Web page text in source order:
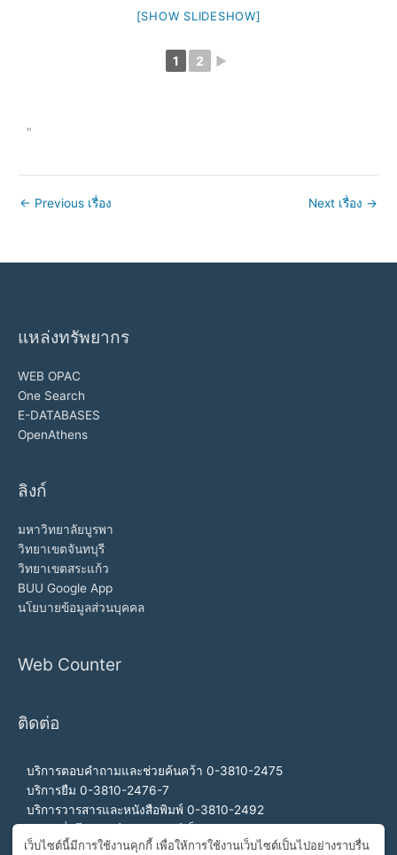
[SHOW SLIDESHOW]
1 2 ►
"
← Previous เรื่อง Next เรื่อง →
แหล่งทรัพยากร
WEB OPAC
One Search
E-DATABASES
OpenAthens
ลิงก์
มหาวิทยาลัยบูรพา
วิทยาเขตจันทบุรี
วิทยาเขตสระแก้ว
BUU Google App
นโยบายข้อมูลส่วนบุคคล
Web Counter
ติดต่อ
บริการตอบคำถามและช่วยค้นคว้า 0-3810-2475
บริการยืม 0-3810-2476-7
บริการวารสารและหนังสือพิมพ์ 0-3810-2492
สำนักงานผู้อำนวยการ 0-3810-2460, 0-3810-2465
เว็บไซต์นี้มีการใช้งานคุกกี้ เพื่อให้การใช้งานเว็บไซต์เป็นไปอย่างราบรื่น